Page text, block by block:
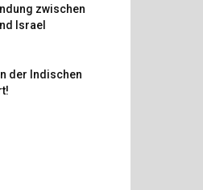
zwischen
Israel
der Indischen